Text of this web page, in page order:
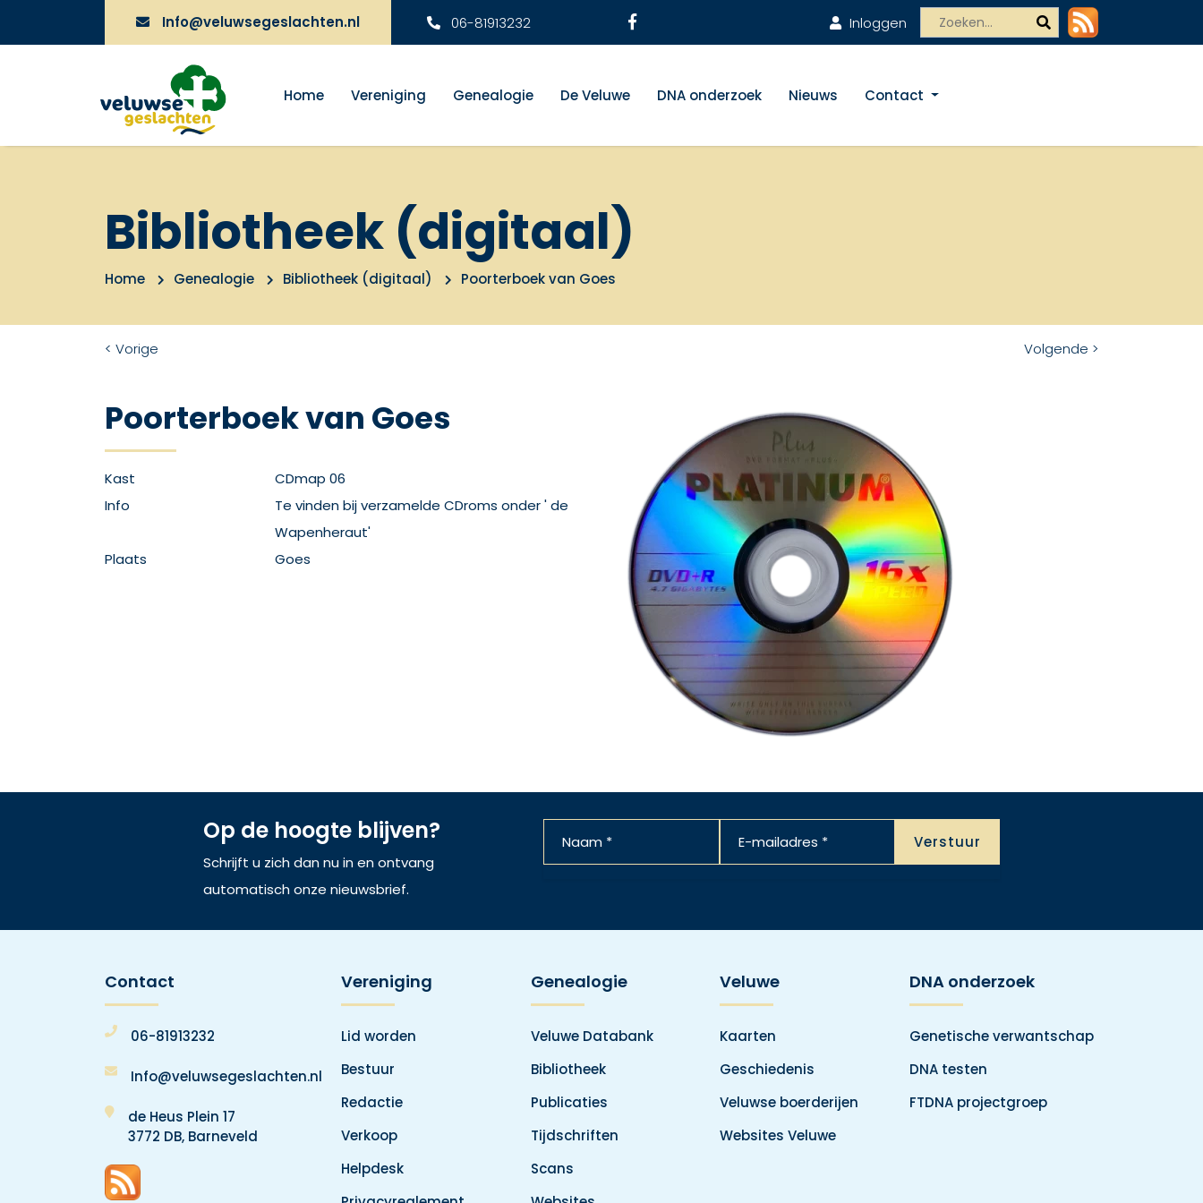
Info@veluwsegeslachten.nl 06-81913232 Inloggen
Home Vereniging Genealogie De Veluwe DNA onderzoek Nieuws Contact
Bibliotheek (digitaal)
Home Genealogie Bibliotheek (digitaal) Poorterboek van Goes
< Vorige Volgende >
Poorterboek van Goes
Kast
CDmap 06
Info
Te vinden bij verzamelde CDroms onder ' de
Wapenheraut'
Plaats
Goes
Op de hoogte blijven?
Schrijft u zich dan nu in en ontvang
automatisch onze nieuwsbrief.
Contact
06-81913232
Info@veluwsegeslachten.nl
de Heus Plein 17
3772 DB, Barneveld
Vereniging
Lid worden
Bestuur
Redactie
Verkoop
Helpdesk
Genealogie
Veluwe Databank
Bibliotheek
Publicaties
Tijdschriften
Scans
Veluwe
Kaarten
Geschiedenis
Veluwse boerderijen
Websites Veluwe
DNA onderzoek
Genetische verwantschap
DNA testen
FTDNA projectgroep